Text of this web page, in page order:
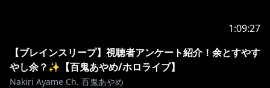
1:09:27
【ブレインスリープ】視聴者アンケート紹介！余とすやす
やし余？✨【百鬼あやめ/ホロライブ】
Nakiri Ayame Ch. 百鬼あやめ